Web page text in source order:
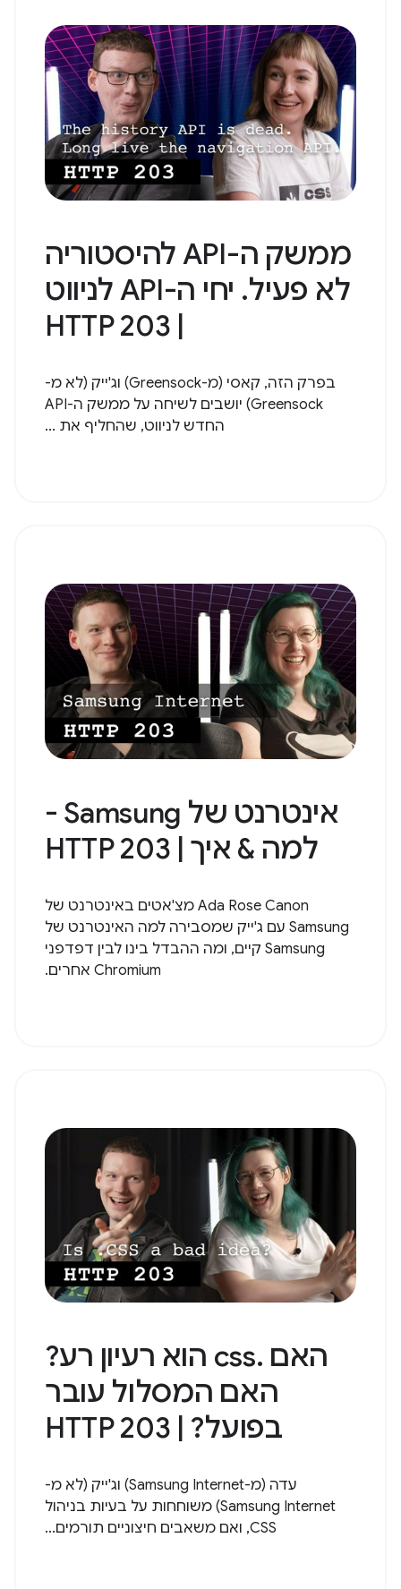
ממשק ה-API להיסטוריה
לא פעיל. יחי ה-API לניווט
| HTTP 203
בפרק הזה, קאסי (מ-Greensock) וג'ייק (לא מ-
Greensock) יושבים לשיחה על ממשק ה-API
החדש לניווט, שהחליף את ...
אינטרנט של Samsung -
למה & איך | HTTP 203
Ada Rose Canon מצ'אטים באינטרנט של
Samsung עם ג'ייק שמסבירה למה האינטרנט של
Samsung קיים, ומה ההבדל בינו לבין דפדפני
Chromium אחרים.
האם .css הוא רעיון רע?
האם המסלול עובר
בפועל? | HTTP 203
עדה (מ-Samsung Internet) וג'ייק (לא מ-
Samsung Internet) משוחחות על בעיות בניהול
CSS, ואם משאבים חיצוניים תורמים...